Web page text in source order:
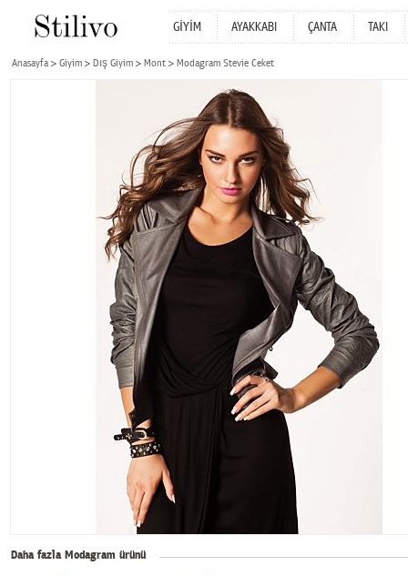
GİYİM AYAKKABI ÇANTA TAKI
Anasayfa Giyim Dış Giyim Mont Modagram Stevie Ceket
Daha fazla Modagram ürünü